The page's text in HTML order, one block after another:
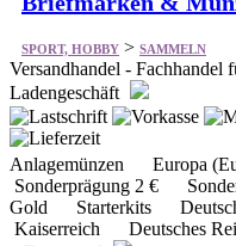
SPORT, HOBBY > SAMMELN
Versandhandel -
Ladengeschäft
Anlagemünzen Europa
Sonderprägung 2 €
Gold Starterkits
Kaiserreich Deutsches